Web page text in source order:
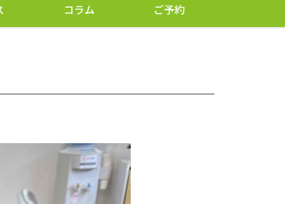
コラム ご予約